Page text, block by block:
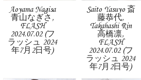
Aoyama Nagisa
青山なぎさ,
FLASH
2024.07.02 (フ
ラッシュ 2024
年7月2日号)
Saito Yasuyo 斎
藤恭代,
Takahashi Rin
高橋凛,
FLASH
2024.07.02 (フ
ラッシュ 2024
年7月2日号)